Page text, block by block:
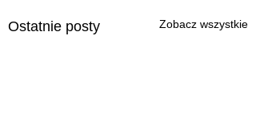
Ostatnie posty Zobacz wszystkie